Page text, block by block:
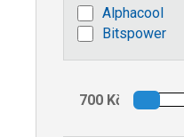
Alphacool
Bitspower